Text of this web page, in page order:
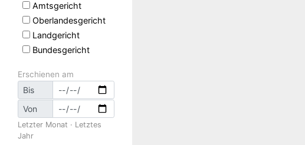
Amtsgericht
Oberlandesgericht
Landgericht
Bundesgericht
Erschienen am
Bis
Von
Letzter Monat · Letztes
Jahr